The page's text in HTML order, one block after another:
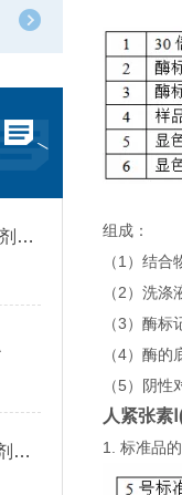
ELISA（酶联免疫吸附测定）试剂盒原理类型检测方法
人可溶性瘦素受体(sLR)Elisa试剂盒可溶性受体的作用
组成：
（1）结
（2）洗
（3）酶
（4）酶的
（5）阴
人紧张素
1. 标准品